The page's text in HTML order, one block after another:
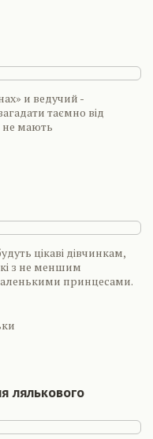
и ведучий -
таємно від
не мають
цікаві дівчинкам,
з не меншим
принцесами.
лялькового